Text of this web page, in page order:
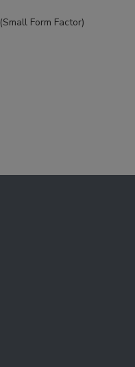
(Small Form Factor)